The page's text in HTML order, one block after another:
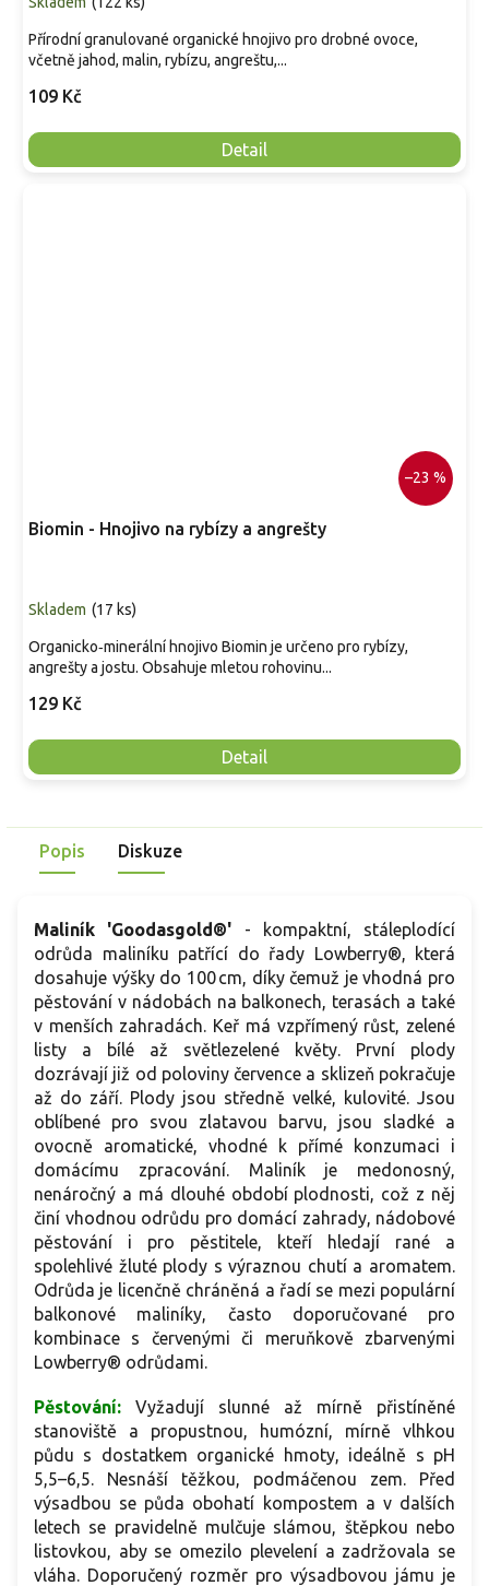
109 Kč
Detail
Přírodní granulované organické hnojivo pro drobné ovoce,
včetně jahod, malin, rybízu, angreštu,...
–23 %
Biomin - Hnojivo na rybízy a angrešty
Skladem (17 ks)
129 Kč
Detail
Organicko‑minerální hnojivo Biomin je určeno pro rybízy,
angrešty a jostu. Obsahuje mletou rohovinu...
Popis Diskuze
Maliník 'Goodasgold®' - kompaktní, stáleplodící
odrůda maliníku patřící do řady Lowberry®, která
dosahuje výšky do 100 cm, díky čemuž je vhodná pro
pěstování v nádobách na balkonech, terasách a také
v menších zahradách. Keř má vzpřímený růst, zelené
listy a bílé až světlezelené květy. První plody
dozrávají již od poloviny července a sklizeň pokračuje
až do září. Plody jsou středně velké, kulovité. Jsou
oblíbené pro svou zlatavou barvu, jsou sladké a
ovocně aromatické, vhodné k přímé konzumaci i
domácímu zpracování. Maliník je medonosný,
nenáročný a má dlouhé období plodnosti, což z něj
činí vhodnou odrůdu pro domácí zahrady, nádobové
pěstování i pro pěstitele, kteří hledají rané a
spolehlivé žluté plody s výraznou chutí a aromatem.
Odrůda je licenčně chráněná a řadí se mezi populární
balkonové maliníky, často doporučované pro
kombinace s červenými či meruňkově zbarvenými
Lowberry® odrůdami.
Pěstování:
Vyžadují slunné až mírně přistíněné
stanoviště a propustnou, humózní, mírně vlhkou
půdu s dostatkem organické hmoty, ideálně s pH
5,5–6,5. Nesnáší těžkou, podmáčenou zem. Před
výsadbou se půda obohatí kompostem a v dalších
letech se pravidelně mulčuje slámou, štěpkou nebo
listovkou, aby se omezilo plevelení a zadržovala se
vláha. Doporučený rozměr pro výsadbovou jámu je